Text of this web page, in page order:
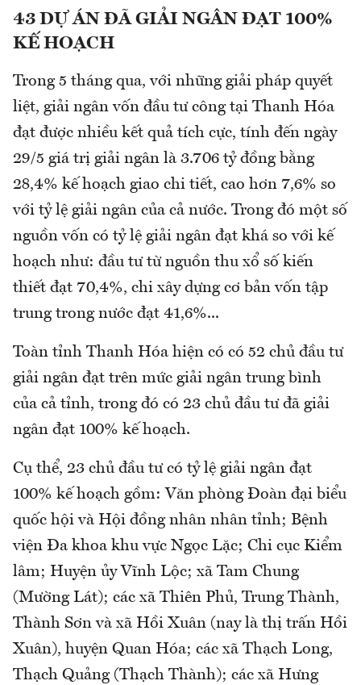
43 DỰ ÁN ĐÃ GIẢI NGÂN ĐẠT 100%
KẾ HOẠCH
Trong 5 tháng qua, với những giải pháp quyết
liệt, giải ngân vốn đầu tư công tại Thanh Hóa
đạt được nhiều kết quả tích cực, tính đến ngày
29/5 giá trị giải ngân là 3.706 tỷ đồng bằng
28,4% kế hoạch giao chi tiết, cao hơn 7,6% so
với tỷ lệ giải ngân của cả nước. Trong đó một số
nguồn vốn có tỷ lệ giải ngân đạt khá so với kế
hoạch như: đầu tư từ nguồn thu xổ số kiến
thiết đạt 70,4%, chi xây dựng cơ bản vốn tập
trung trong nước đạt 41,6%...
Toàn tỉnh Thanh Hóa hiện có có 52 chủ đầu tư
giải ngân đạt trên mức giải ngân trung bình
của cả tỉnh, trong đó có 23 chủ đầu tư đã giải
ngân đạt 100% kế hoạch.
Cụ thể, 23 chủ đầu tư có tỷ lệ giải ngân đạt
100% kế hoạch gồm: Văn phòng Đoàn đại biểu
quốc hội và Hội đồng nhân nhân tỉnh; Bệnh
viện Đa khoa khu vực Ngọc Lặc; Chi cục Kiểm
lâm; Huyện ủy Vĩnh Lộc; xã Tam Chung
(Mường Lát); các xã Thiên Phủ, Trung Thành,
Thành Sơn và xã Hồi Xuân (nay là thị trấn Hồi
Xuân), huyện Quan Hóa; các xã Thạch Long,
Thạch Quảng (Thạch Thành); các xã Hưng